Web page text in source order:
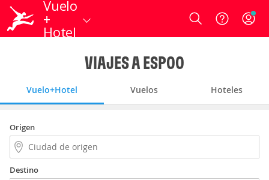
Vuelo
+
Hotel
Login
VIAJES A ESPOO
Vuelo+Hotel Vuelos Hoteles
Origen
Destino